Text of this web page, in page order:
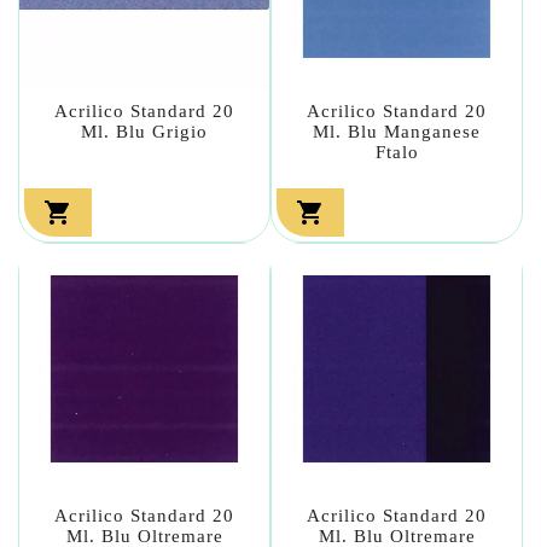
Acrilico Standard 20
Ml. Blu Grigio

Acrilico Standard 20
Ml. Blu Manganese
Ftalo

Acrilico Standard 20
Ml. Blu Oltremare
Acrilico Standard 20
Ml. Blu Oltremare